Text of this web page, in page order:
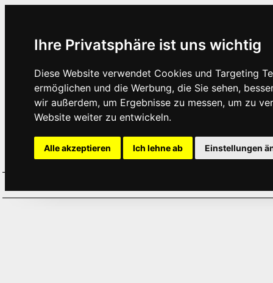
Ihre Privatsphäre ist uns wichtig
Diese Website verwendet Cookies und Targeting
ermöglichen und die Werbung, die Sie sehen,
wir außerdem, um Ergebnisse zu messen, um zu
Website weiter zu entwickeln.
Alle akzeptieren Ich lehne ab Einstellungen